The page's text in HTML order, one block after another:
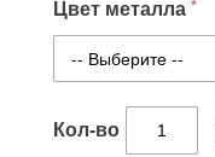
Цвет металла
Кол-во